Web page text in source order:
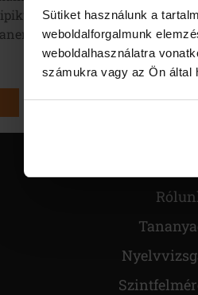
Sütiket használunk a
weboldalforgalmunk
weboldalhasználatra
számukra vagy az Ön által
témákat, begyakorlod a
egy teljesíthető feladat